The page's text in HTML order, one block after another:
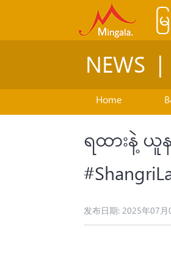
Home
ရထားနဲ့ ယူ
发布日期: 2025年07月